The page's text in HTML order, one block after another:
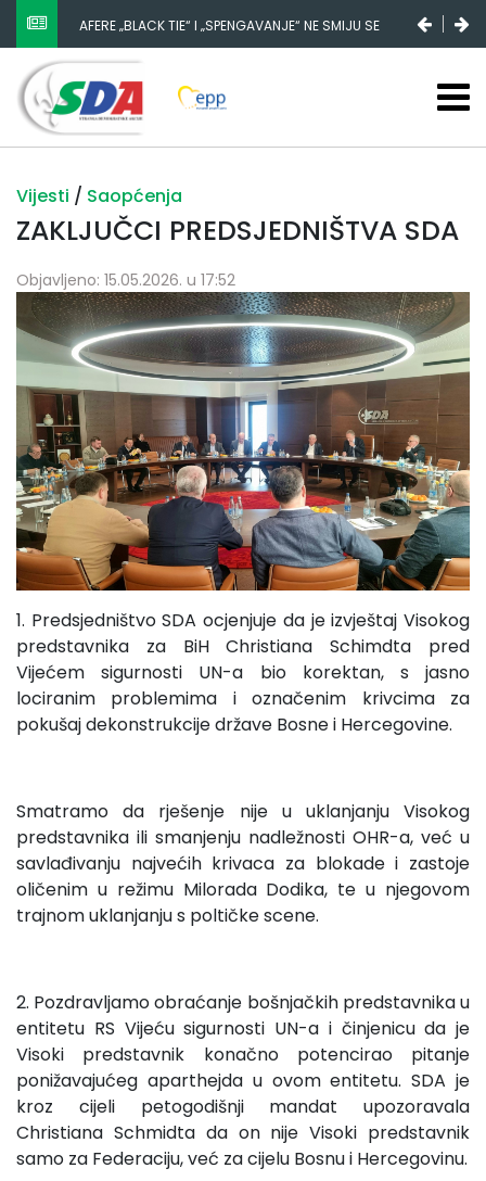
AFERE „BLACK TIE“ I „SPENGAVANJE“ NE SMIJU SE
ZATAŠKATI
Vijesti / Saopćenja
ZAKLJUČCI PREDSJEDNIŠTVA SDA
Objavljeno: 15.05.2026. u 17:52
1. Predsjedništvo SDA ocjenjuje da je izvještaj Visokog
predstavnika za BiH Christiana Schimdta pred
Vijećem sigurnosti UN-a bio korektan, s jasno
lociranim problemima i označenim krivcima za
pokušaj dekonstrukcije države Bosne i Hercegovine.
Smatramo da rješenje nije u uklanjanju Visokog
predstavnika ili smanjenju nadležnosti OHR-a, već u
savlađivanju najvećih krivaca za blokade i zastoje
oličenim u režimu Milorada Dodika, te u njegovom
trajnom uklanjanju s poltičke scene.
2. Pozdravljamo obraćanje bošnjačkih predstavnika u
entitetu RS Vijeću sigurnosti UN-a i činjenicu da je
Visoki predstavnik konačno potencirao pitanje
ponižavajućeg aparthejda u ovom entitetu. SDA je
kroz cijeli petogodišnji mandat upozoravala
Christiana Schmidta da on nije Visoki predstavnik
samo za Federaciju, već za cijelu Bosnu i Hercegovinu.